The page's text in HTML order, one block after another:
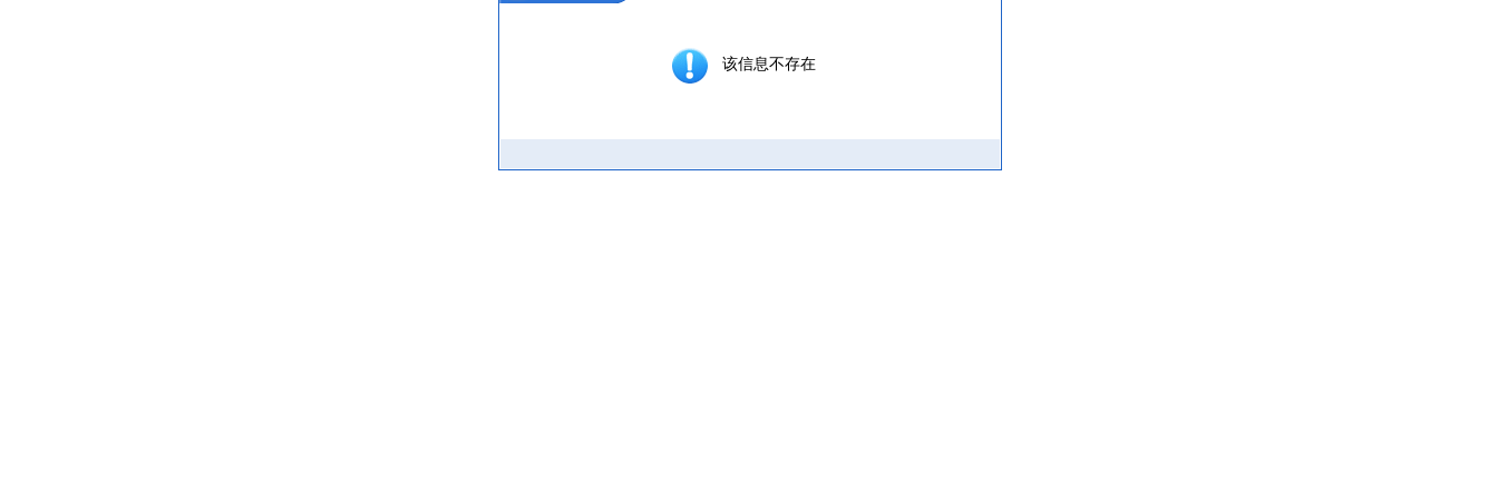
该信息不存在